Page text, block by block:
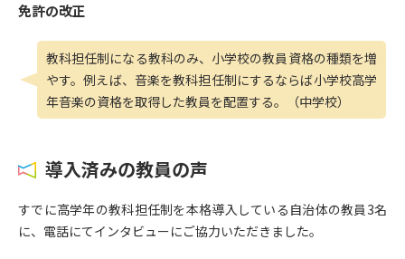
免許の改正
教科担任制になる教科のみ、小学校の教員資格の種類を増
やす。例えば、音楽を教科担任制にするならば小学校高学
年音楽の資格を取得した教員を配置する。（中学校）
導入済みの教員の声
すでに高学年の教科担任制を本格導入している自治体の教員3名
に、電話にてインタビューにご協力いただきました。